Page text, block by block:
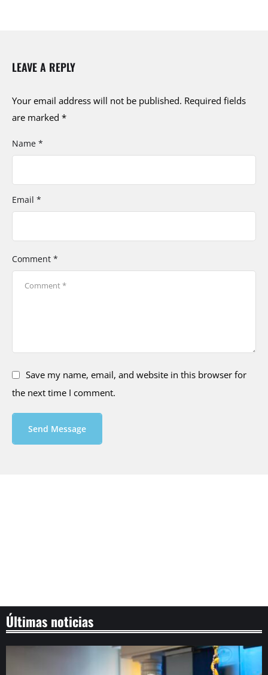
LEAVE A REPLY
Your email address will not be published. Required fields
are marked *
Comment *
Name *
Email *
Save my name, email, and website in this browser for
the next time I comment.
Send Message
Últimas noticias